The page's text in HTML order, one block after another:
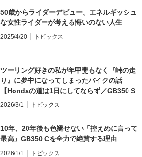
50歳からライダーデビュー。エネルギッシュ
な女性ライダーが考える悔いのない人生
2025/4/20 トピックス
ツーリング好きの私が年甲斐もなく『峠の走
り』に夢中になってしまったバイクの話
【Hondaの道は1日にしてならず／GB350 S
インプレ・レビュー 前編】
2026/3/1 トピックス
10年、20年後も色褪せない「控えめに言って
最高」GB350 Cを全力で絶賛する理由
2026/1/1 トピックス